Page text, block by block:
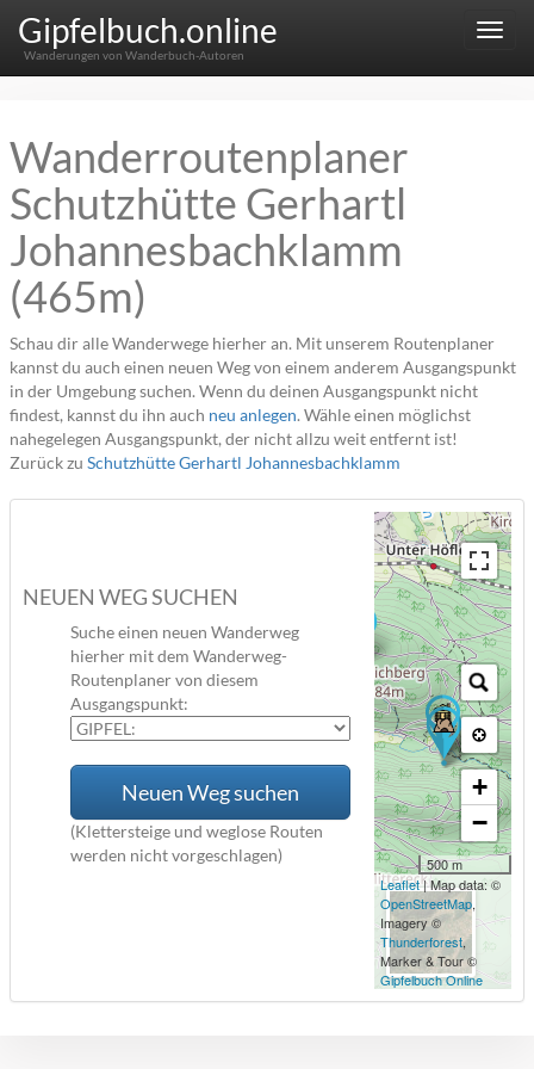
Menu
Gipfelbuch.online
Wanderungen von Wanderbuch-Autoren
Wanderroutenplaner
Schutzhütte Gerhartl
Johannesbachklamm
(465m)
Schau dir alle Wanderwege hierher an. Mit unserem Routenplaner
kannst du auch einen neuen Weg von einem anderem Ausgangspunkt
in der Umgebung suchen. Wenn du deinen Ausgangspunkt nicht
findest, kannst du ihn auch neu anlegen. Wähle einen möglichst
nahegelegen Ausgangspunkt, der nicht allzu weit entfernt ist!
Zurück zu Schutzhütte Gerhartl Johannesbachklamm
NEUEN WEG SUCHEN
Suche einen neuen Wanderweg
hierher mit dem Wanderweg-
Routenplaner von diesem
Ausgangspunkt:
Neuen Weg suchen
(Klettersteige und weglose Routen
werden nicht vorgeschlagen)
+
−
500 m
Leaflet| Map data: ©
OpenStreetMap,
Imagery ©
Thunderforest,
Marker & Tour ©
Gipfelbuch Online